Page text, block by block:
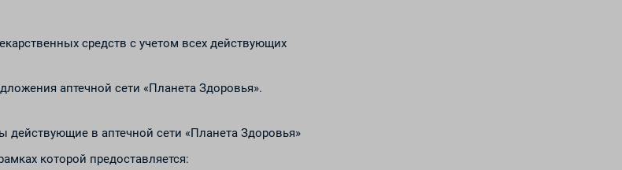
средств с учетом всех действующих
аптечной сети «Планета Здоровья».
в аптечной сети «Планета Здоровья»
которой предоставляется: